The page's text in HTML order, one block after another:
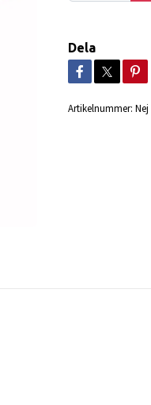
Dela
Artikelnummer: Nej